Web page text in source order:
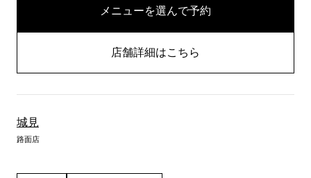
メニューを選んで予約
店舗詳細はこちら
城見
路面店